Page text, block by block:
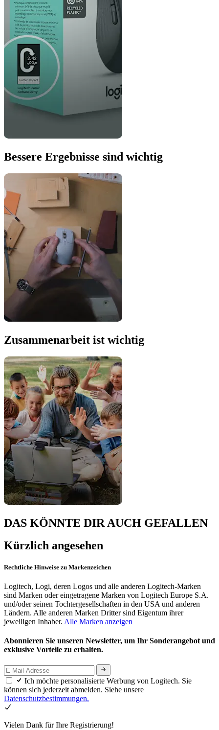
Bessere Ergebnisse sind wichtig
Zusammenarbeit ist wichtig
DAS KÖNNTE DIR AUCH GEFALLEN
Kürzlich angesehen
Rechtliche Hinweise zu Markenzeichen
Logitech, Logi, deren Logos und alle anderen Logitech-Marken
sind Marken oder eingetragene Marken von Logitech Europe S.A.
und/oder seinen Tochtergesellschaften in den USA und anderen
Ländern. Alle anderen Marken Dritter sind Eigentum ihrer
jeweiligen Inhaber. Alle Marken anzeigen
Abonnieren Sie unseren Newsletter, um Ihr Sonderangebot und
exklusive Vorteile zu erhalten.
Ich möchte personalisierte Werbung von Logitech. Sie
können sich jederzeit abmelden. Siehe unsere
Datenschutzbestimmungen.
Vielen Dank für Ihre Registrierung!